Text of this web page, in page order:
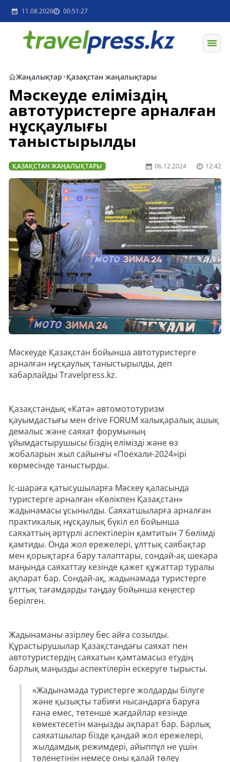
11.08.2026 00:51:27
Жаңалықтар Қазақстан жаңалықтары
Мәскеуде еліміздің
автотуристерге арналған
нұсқаулығы
таныстырылды
ҚАЗАҚСТАН ЖАҢАЛЫҚТАРЫ 06.12.2024 12:42
Мәскеуде Қазақстан бойынша автотуристерге
арналған нұсқаулық таныстырылды, деп
хабарлайды Travelpress.kz.
Қазақстандық «Ката» автомототуризм
қауымдастығы мен drive FORUM халықаралық ашық
демалыс және саяхат форумының
ұйымдастырушысы біздің елімізді және өз
жобаларын жыл сайынғы «Поехали-2024»ірі
көрмесінде таныстырды.
Іс-шараға қатысушыларға Мәскеу қаласында
туристерге арналған «Көлікпен Қазақстан»
жадынамасы ұсынылды. Саяхатшыларға арналған
практикалық нұсқаулық бүкіл ел бойынша
саяхаттың әртүрлі аспектілерін қамтитын 7 бөлімді
қамтиды. Онда жол ережелері, ұлттық саябақтар
мен қорықтарға бару талаптары, сондай-ақ шекара
маңында саяхаттау кезінде қажет құжаттар туралы
ақпарат бар. Сондай-ақ, жадынамада туристерге
ұлттық тағамдарды таңдау бойынша кеңестер
берілген.
Жадынаманы әзірлеу бес айға созылды.
Құрастырушылар Қазақстандағы саяхат пен
автотуристердің саяхатын қамтамасыз етудің
барлық маңызды аспектілерін ескеруге тырысты.
«Жадынамада туристерге жолдарды білуге
және қызықты табиғи нысандарға баруға
ғана емес, төтенше жағдайлар кезінде
көмектесетін маңызды ақпарат бар. Барлық
саяхатшылар бізде қандай жол ережелері,
жылдамдық режимдері, айыппұл не үшін
төленетінін немесе оны қалай төлеу